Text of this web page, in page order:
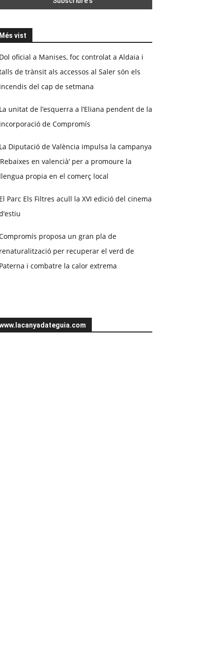
Més vist
Dol oficial a Manises, foc controlat a Aldaia i
de trànsit als accessos al Saler són els
incendis del cap de setmana
La unitat de l’esquerra a l’Eliana pendent de la
incorporació de Compromís
La Diputació de València impulsa la campanya
en valencià’ per a promoure la
llengua propia en el comerç local
El Parc Els Filtres acull la XVI edició del cinema
proposa un gran pla de
renaturalització per recuperar el verd de
Paterna i combatre la calor extrema